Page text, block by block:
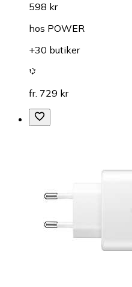
598 kr
hos POWER
+30 butiker
fr. 729 kr